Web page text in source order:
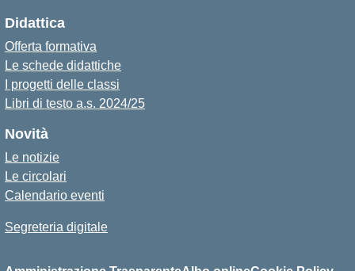
Didattica
Offerta formativa
Le schede didattiche
I progetti delle classi
Libri di testo a.s. 2024/25
Novità
Le notizie
Le circolari
Calendario eventi
Segreteria digitale